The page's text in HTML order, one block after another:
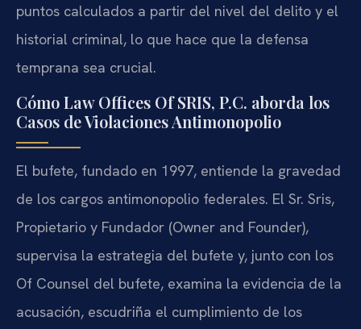
puntos calculados a partir del nivel del delito y el
historial criminal, lo que hace que la defensa
temprana sea crucial.
Cómo Law Offices Of SRIS, P.C. aborda los
Casos de Violaciones Antimonopolio
El bufete, fundado en 1997, entiende la gravedad
de los cargos antimonopolio federales. El Sr. Sris,
Propietario y Fundador (Owner and Founder),
supervisa la estrategia del bufete y, junto con los
Of Counsel del bufete, examina la evidencia de la
acusación, escudriña el cumplimiento de los